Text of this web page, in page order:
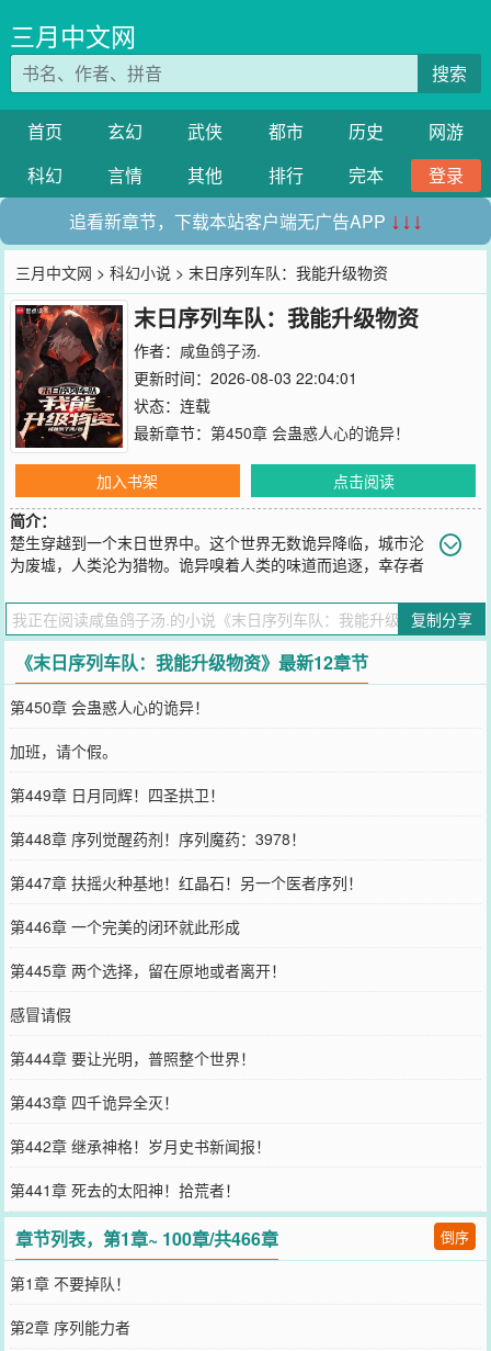
三月中文网
搜索
首页 玄幻 武侠 都市 历史
网游
科幻
言情 其他 排行 完本
登录
追看新章节，下载本站客户端无广告APP ↓↓↓
三月中文网 >科幻小说 > 末日序列车队：我能升级物资
末日序列车队：我能升级物资
作者： 咸鱼鸽子汤.
更新时间：2026-08-03 22:04:01
状态：连载
最新章节： 第450章 会蛊惑人心的诡异！
加入书架
点击阅读
简介：
楚生穿越到一个末日世界中。这个世界无数诡异降临，城市沦
为废墟，人类沦为猎物。诡异嗅着人类的味道而追逐，幸存者
醒升级系统，身上的物资不断被升级。杀猪刀成了杀气四溢的猩红屠
夫。自行车成了横冲直撞的百吨王。.......“遇到我，你算是遇到好人
了！”楚生将杀猪刀抽出，露出腼腆的笑。“末日这么凶险，你现在死
了，之后就不用怕死在末日里面了！”“说起来你还要谢谢我呢！”小团
体抱团，以序列为核心，在末日游荡生存。【序列升级】【迁徙求
生】【守序邪恶】【利己主义】
您要是觉得《
向您QQ群和微博微信里的朋友推荐哦！
复制分享
《末日序列车队：我能升级物资》最新12章节
第450章 会蛊惑人心的诡异！
加班，请个假。
第449章 日月同辉！四圣拱卫！
第448章 序列觉醒药剂！序列魔药：3978！
第447章 扶摇火种基地！红晶石！另一个医者序列！
第446章 一个完美的闭环就此形成
第445章 两个选择，留在原地或者离开！
感冒请假
第444章 要让光明，普照整个世界！
第443章 四千诡异全灭！
第442章 继承神格！岁月史书新闻报！
第441章 死去的太阳神！拾荒者！
章节列表，第1章~ 100章/共466章 倒序
第1章 不要掉队！
第2章 序列能力者